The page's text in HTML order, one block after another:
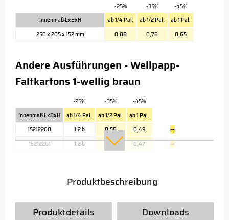
-25% -35%
-45%
Innenmaß LxBxH
ab 1/4 Pal. ab 1/2 Pal.
ab 1 Pal.
250 x 205 x 152 mm
0,88 0,76 0,65
Andere Ausführungen - Wellpapp-
Faltkartons 1-wellig braun
-25% -35%
-45%
Innenmaß LxBxH
ab 1/4 Pal. ab 1/2 Pal.
ab 1 Pal.
15212200
1.2 b 0,58 0,49
→
15212201
1.2 b 0,56 0,47 →
Produktbeschreibung
Produktdetails Downloads